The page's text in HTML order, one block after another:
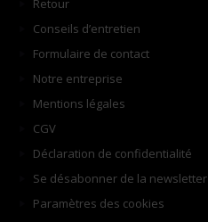
Retour
Conseils d’entretien
Formulaire de contact
Notre entreprise
Mentions légales
CGV
Déclaration de confidentialité
Se désabonner de la newsletter
Paramètres des cookies